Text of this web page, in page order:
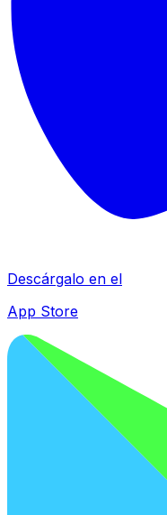
Descárgalo en el
App Store